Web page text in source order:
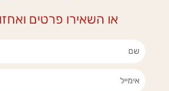
e
b
t
a
m
k
e
או השאירו פרטים
שם
אימייל